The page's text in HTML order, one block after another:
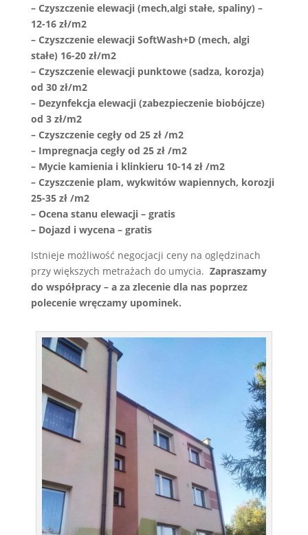
– Czyszczenie elewacji (mech,algi stałe, spaliny) –
12-16 zł/m2
– Czyszczenie elewacji SoftWash+D (mech, algi
stałe) 16-20 zł/m2
– Czyszczenie elewacji punktowe (sadza, korozja)
od 30 zł/m2
– Dezynfekcja elewacji (zabezpieczenie biobójcze)
od 3 zł/m2
– Czyszczenie cegły od 25 zł /m2
– Impregnacja cegły od 25 zł /m2
– Mycie kamienia i klinkieru 10-14 zł /m2
– Czyszczenie plam, wykwitów wapiennych, korozji
25-35 zł /m2
– Ocena stanu elewacji – gratis
– Dojazd i wycena – gratis
Istnieje możliwość negocjacji ceny na oględzinach
przy większych metrażach do umycia. Zapraszamy
do współpracy – a za zlecenie dla nas poprzez
polecenie wręczamy upominek.